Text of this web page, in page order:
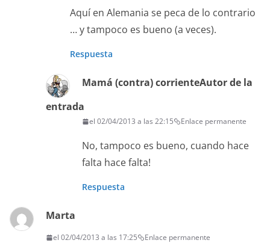
Aquí en Alemania se peca de lo contrario
… y tampoco es bueno (a veces).
Respuesta
Mamá (contra) corrienteAutor de la
entrada
el 02/04/2013 a las 22:15 Enlace permanente
No, tampoco es bueno, cuando hace
falta hace falta!
Respuesta
Marta
el 02/04/2013 a las 17:25 Enlace permanente